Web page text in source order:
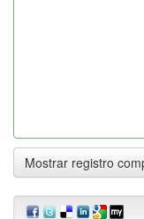
Mostrar registro